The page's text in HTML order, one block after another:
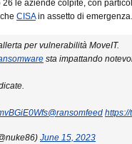
le aziende colpite, con
CISAin assetto di emergenza.
per vulnerabilità MoveIT.
sta impattando
@ransomfeed
June 15, 2023